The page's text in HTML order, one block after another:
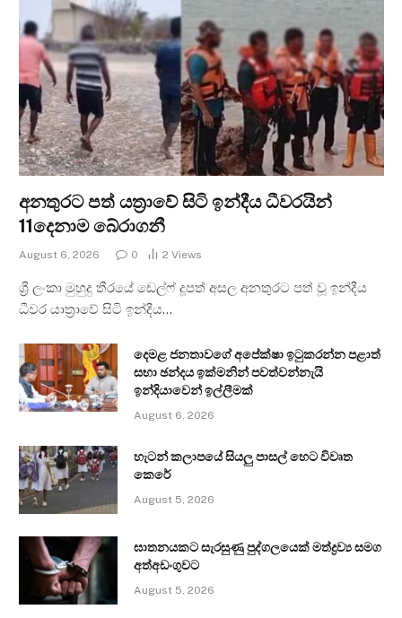
අනතුරට පත් යත්‍රාවේ සිටි ඉන්දීය ධීවරයින්
11දෙනාම බේරාගනී
August 6, 2026 0 2 Views
ශ්‍රී ලංකා මුහුදු තීරයේ ඩෙල්ෆ් දූපත් අසල අනතුරට පත් වූ ඉන්දීය
ධීවර යාත්‍රාවේ සිටි ඉන්දීය…
දෙමළ ජනතාවගේ අපේක්ෂා ඉටුකරන්න පළාත්
සභා ඡන්දය ඉක්මනින් පවත්වන්නැයි
ඉන්දියාවෙන් ඉල්ලීමක්
August 6, 2026
හැටන් කලාපයේ සියලු පාසල් හෙට විවෘත
කෙරේ
August 5, 2026
ඝාතනයකට සැරසුණු පුද්ගලයෙක් මත්ද්‍රව්‍ය සමග
අත්අඩංගුවට
August 5, 2026